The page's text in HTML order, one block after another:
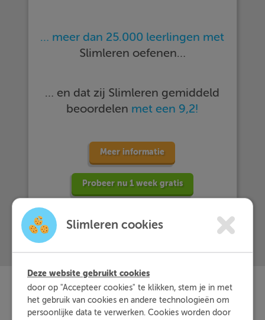
… meer dan 25.000 leerlingen met
Slimleren oefenen…
… en dat zij Slimleren gemiddeld
beoordelen met een 9,2!
Meer informatie
Probeer nu 1 week gratis
Wat isSlimlerennou
Slimleren cookies
Deze website gebruikt cookies
door op "Accepteer cookies" te klikken, stem je in met
het gebruik van cookies en andere technologieën om
persoonlijke data te verwerken. Cookies worden door